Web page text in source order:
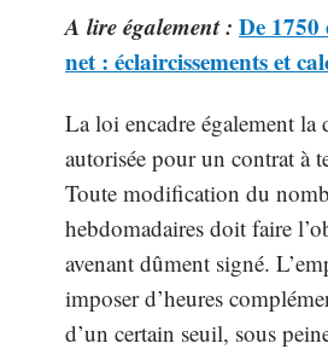
A lire également : De
net : éclaircissements et
La loi encadre également la
autorisée pour un contrat à
Toute modification du
hebdomadaires doit faire
avenant dûment signé.
imposer d’heures
d’un certain seuil, sous